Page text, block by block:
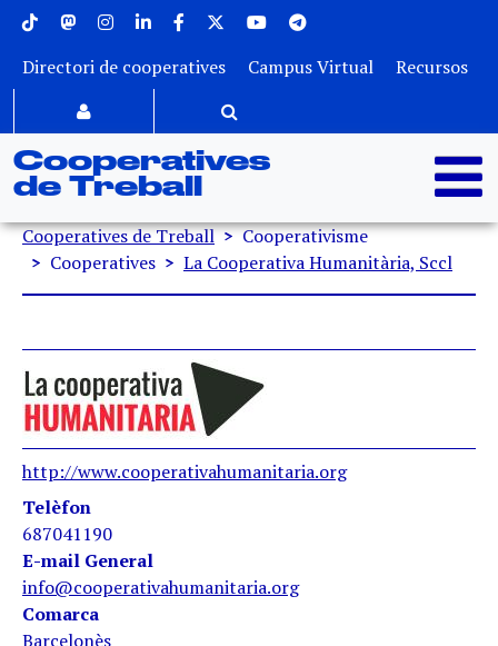
Vés al contingut
Menu superior
Directori de cooperatives Campus Virtual Recursos
Cooperatives
de Treball
Fil d'ariadna
Cooperatives de Treball
Cooperativisme
Cooperatives
La Cooperativa Humanitària, Sccl
http://www.cooperativahumanitaria.org
Telèfon
687041190
E-mail General
info@cooperativahumanitaria.org
Comarca
Barcelonès